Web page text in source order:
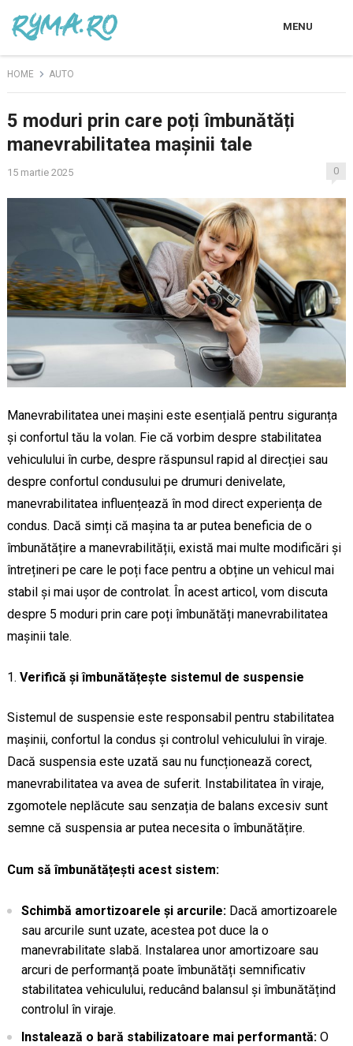
MENU
HOME AUTO
5 moduri prin care poți îmbunătăți
manevrabilitatea mașinii tale
15 martie 2025 0
Manevrabilitatea unei mașini este esențială pentru siguranța
și confortul tău la volan. Fie că vorbim despre stabilitatea
vehiculului în curbe, despre răspunsul rapid al direcției sau
despre confortul condusului pe drumuri denivelate,
manevrabilitatea influențează în mod direct experiența de
condus. Dacă simți că mașina ta ar putea beneficia de o
îmbunătățire a manevrabilității, există mai multe modificări și
întrețineri pe care le poți face pentru a obține un vehicul mai
stabil și mai ușor de controlat. În acest articol, vom discuta
despre 5 moduri prin care poți îmbunătăți manevrabilitatea
mașinii tale.
Verifică și îmbunătățește sistemul de suspensie
Sistemul de suspensie este responsabil pentru stabilitatea
mașinii, confortul la condus și controlul vehiculului în viraje.
Dacă suspensia este uzată sau nu funcționează corect,
manevrabilitatea va avea de suferit. Instabilitatea în viraje,
zgomotele neplăcute sau senzația de balans excesiv sunt
semne că suspensia ar putea necesita o îmbunătățire.
Cum să îmbunătățești acest sistem:
Schimbă amortizoarele și arcurile:Dacă amortizoarele
sau arcurile sunt uzate, acestea pot duce la o
manevrabilitate slabă. Instalarea unor amortizoare sau
arcuri de performanță poate îmbunătăți semnificativ
stabilitatea vehiculului, reducând balansul și îmbunătățind
controlul în viraje.
Instalează o bară stabilizatoare mai performantă:O